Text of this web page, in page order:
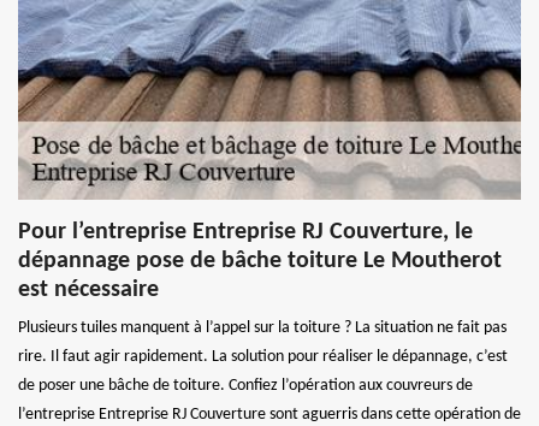
Pour l’entreprise Entreprise RJ Couverture, le
dépannage pose de bâche toiture Le Moutherot
est nécessaire
Plusieurs tuiles manquent à l’appel sur la toiture ? La situation ne fait pas
rire. Il faut agir rapidement. La solution pour réaliser le dépannage, c’est
de poser une bâche de toiture. Confiez l’opération aux couvreurs de
l’entreprise Entreprise RJ Couverture sont aguerris dans cette opération de